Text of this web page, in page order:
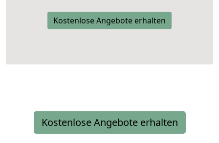
Kostenlose Angebote erhalten
Kostenlose Angebote erhalten